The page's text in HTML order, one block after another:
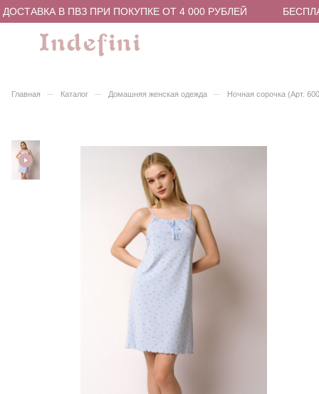
В ПВЗ ПРИ ПОКУПКЕ ОТ 4 000 РУБЛЕЙ
Главная – Каталог – Домашняя женская одежда – Ночная сорочка (Арт.